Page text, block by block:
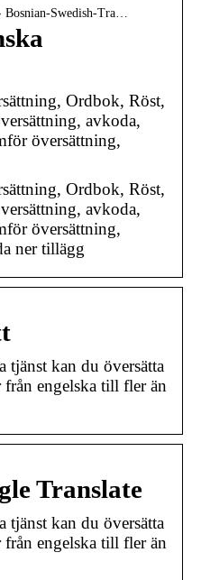
Swedish-Tra…
Ordbok, Röst,
avkoda,
översättning,
Ordbok, Röst,
avkoda,
översättning,
ner tillägg
tjänst kan du översätta
engelska till fler än
Translate
tjänst kan du översätta
engelska till fler än